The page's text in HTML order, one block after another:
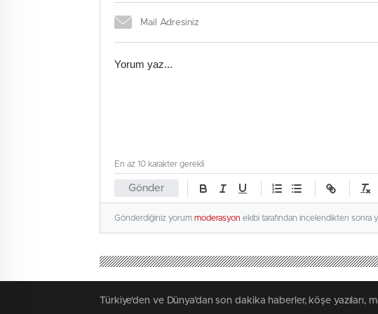
Gönder
En az 10 karakter gerekli
Gönderdiğiniz yorum moderasyon ekibi tarafından incelendikten sonra
Türkiye'den ve Dünya’dan son dakika haberler, köşe